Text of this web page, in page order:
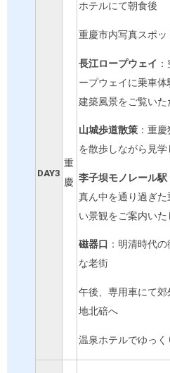
DAY3
重
慶
ホテルにて朝食後
重慶市内写真スポッ
長江ロープウェイ
ープウェイに乗車
建築風景をご覧いた
山城歩道散策 ：重
を散歩しながら見学
李子坝モノレール駅
真ん中を通り過ぎ
い景観をご案内いた
磁器口 ：明清時代
な老街
午後、専用車にて郊
地北碚へ
温泉ホテルでゆっく